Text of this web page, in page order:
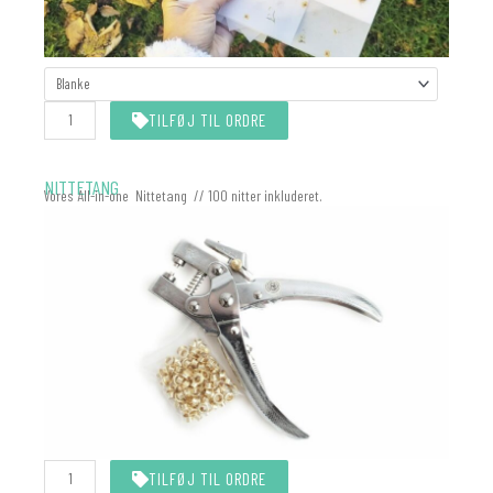
KALKEROMSLAG
MATCHER
INVITATIONEN
TILFØJ TIL ORDRE
NITTETANG
Vores All-in-one Nittetang // 100 nitter inkluderet.
Nittetang
TILFØJ TIL ORDRE